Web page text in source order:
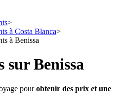
>
à Costa Blanca>
à Benissa
sur Benissa
pourobtenir des prix et une